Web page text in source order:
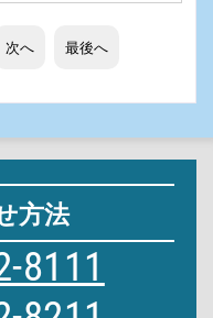
次へ 最後へ
方法
8111